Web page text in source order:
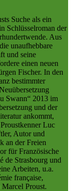
Suche als ein
Schlüsselroman der
Aus
unaufhebbare
und seine
einen neuen
Fischer. In den
bestimmter
Swann“ 2013 im
und der
ankommt,
Luc
Autor und
an der Freien
für Französische
de Strasbourg und
Arbeiten, u.a.
française,
Proust.